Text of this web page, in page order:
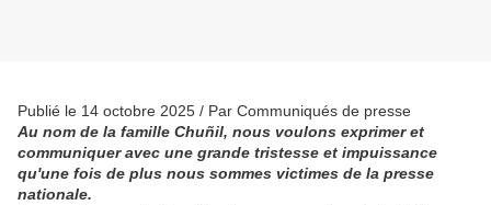
Publié le 14 octobre 2025 / Par Communiqués de presse
Au nom de la famille Chuñil, nous voulons exprimer et
communiquer avec une grande tristesse et impuissance
qu'une fois de plus nous sommes victimes de la presse
nationale.